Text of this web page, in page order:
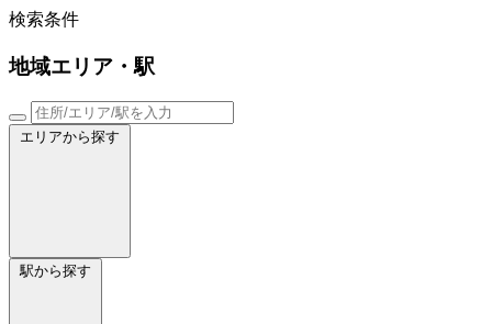
検索条件
地域エリア・駅
エリアから探す
駅から探す